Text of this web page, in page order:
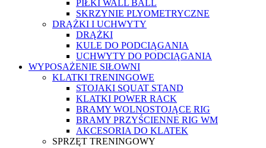
PIŁKI WALL BALL
SKRZYNIE PLYOMETRYCZNE
DRĄŻKI I UCHWYTY
DRĄŻKI
KULE DO PODCIĄGANIA
UCHWYTY DO PODCIĄGANIA
WYPOSAŻENIE SIŁOWNI
KLATKI TRENINGOWE
STOJAKI SQUAT STAND
KLATKI POWER RACK
BRAMY WOLNOSTOJĄCE RIG
BRAMY PRZYŚCIENNE RIG WM
AKCESORIA DO KLATEK
SPRZĘT TRENINGOWY